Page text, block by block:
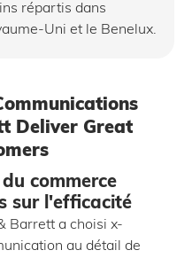
répartis dans
Uni et le Benelux.
Deliver Great
commerce
sur l'efficacité
Barrett a choisi x-
au détail de